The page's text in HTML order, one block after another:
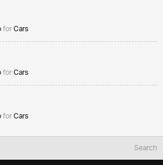
forCars
forCars
forCars